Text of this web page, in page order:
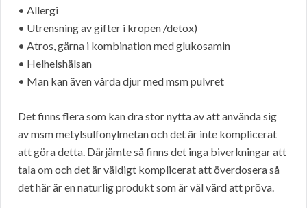
• Allergi
• Utrensning av gifter i kropen /detox)
• Atros, gärna i kombination med glukosamin
• Helhelshälsan
• Man kan även vårda djur med msm pulvret
Det finns flera som kan dra stor nytta av att använda sig
av msm metylsulfonylmetan och det är inte komplicerat
att göra detta. Därjämte så finns det inga biverkningar att
tala om och det är väldigt komplicerat att överdosera så
det här är en naturlig produkt som är väl värd att pröva.